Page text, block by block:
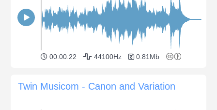
00:00:22 44100Hz 0.81Mb
Twin Musicom - Canon and Variation